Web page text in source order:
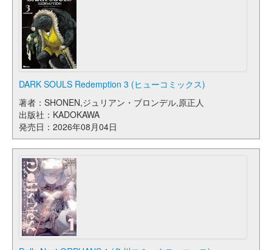
DARK SOULS Redemption 3 (ヒューコミックス)
著者：SHONEN,ジュリアン・ブロンデル,原正人
出版社：KADOKAWA
発売日：2026年08月04日